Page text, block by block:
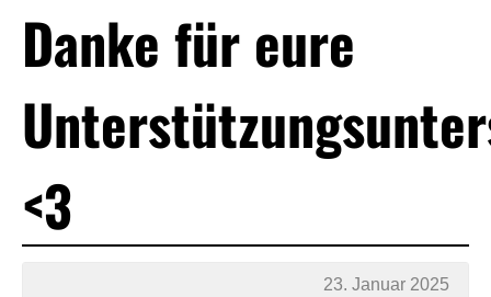
Danke für eure
<3
23. Januar 2025